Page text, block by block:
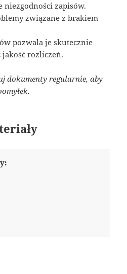
niezgodności zapisów.
związane z brakiem
pozwala je skutecznie
rozliczeń.
dokumenty regularnie, aby